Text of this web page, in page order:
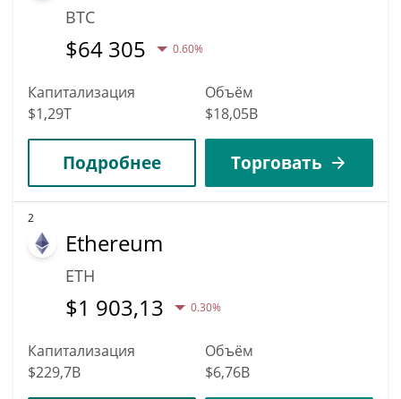
BTC
$64 305 0.60%
Капитализация
$1,29T
Объём
$18,05B
Подробнее Торговать
2
Ethereum
ETH
$1 903,13 0.30%
Капитализация
$229,7B
Объём
$6,76B